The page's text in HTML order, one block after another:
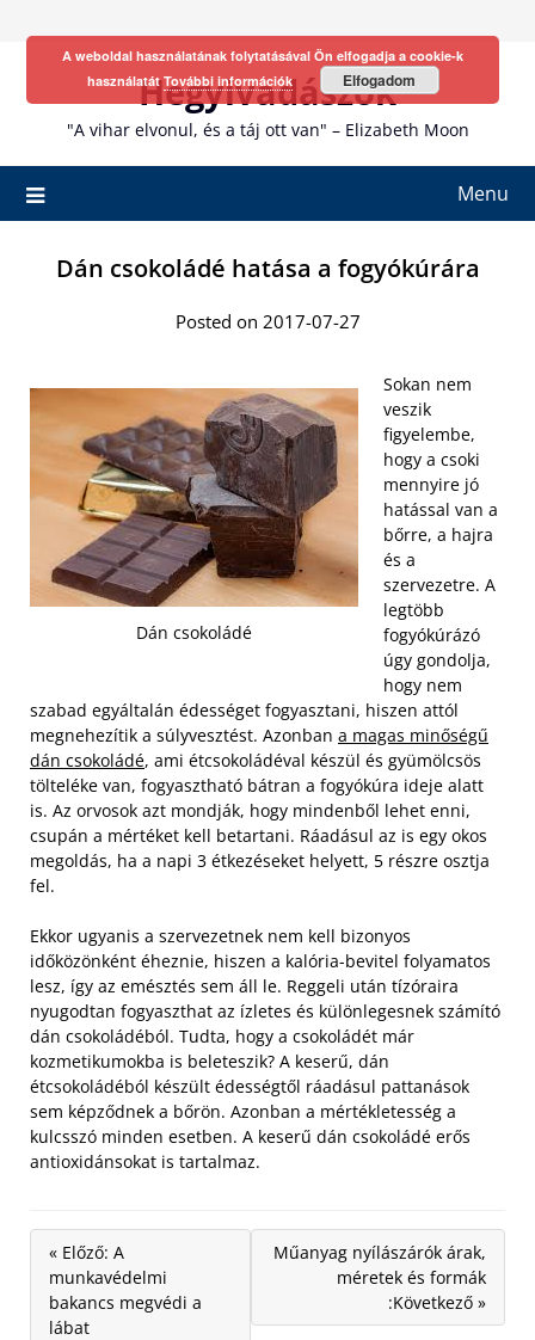
Hegyivadászok
"A vihar elvonul, és a táj ott van" – Elizabeth Moon
Menu
Dán csokoládé hatása a fogyókúrára
Posted on 2017-07-27
Dán csokoládé
Sokan nem
veszik
figyelembe,
hogy a csoki
mennyire jó
hatással van a
bőrre, a hajra
és a
szervezetre. A
legtöbb
fogyókúrázó
úgy gondolja,
hogy nem
szabad egyáltalán édességet fogyasztani, hiszen attól
megnehezítik a súlyvesztést. Azonban a magas minőségű
dán csokoládé, ami étcsokoládéval készül és gyümölcsös
tölteléke van, fogyasztható bátran a fogyókúra ideje alatt
is. Az orvosok azt mondják, hogy mindenből lehet enni,
csupán a mértéket kell betartani. Ráadásul az is egy okos
megoldás, ha a napi 3 étkezéseket helyett, 5 részre osztja
fel.
Ekkor ugyanis a szervezetnek nem kell bizonyos
időközönként éheznie, hiszen a kalória-bevitel folyamatos
lesz, így az emésztés sem áll le. Reggeli után tízóraira
nyugodtan fogyaszthat az ízletes és különlegesnek számító
dán csokoládéból. Tudta, hogy a csokoládét már
kozmetikumokba is beleteszik? A keserű, dán
étcsokoládéból készült édességtől ráadásul pattanások
sem képződnek a bőrön. Azonban a mértékletesség a
kulcsszó minden esetben. A keserű dán csokoládé erős
antioxidánsokat is tartalmaz.
« Előző: A
munkavédelmi
bakancs megvédi a
lábat
Műanyag nyílászárók árak,
méretek és formák
:Következő »
A weboldal használatának folytatásával Ön elfogadja a cookie-k
használatátTovábbi információk Elfogadom